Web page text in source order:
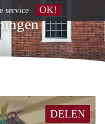
DELEN
service OK!